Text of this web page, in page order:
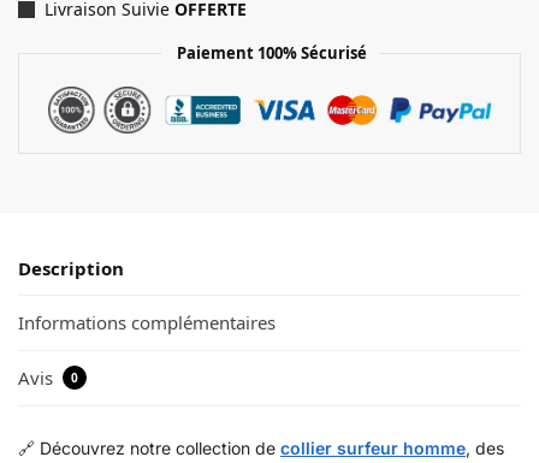
Livraison Suivie OFFERTE
Paiement 100% Sécurisé
Description
Informations complémentaires
Avis 0
🔗 Découvrez notre collection de collier surfeur homme, des